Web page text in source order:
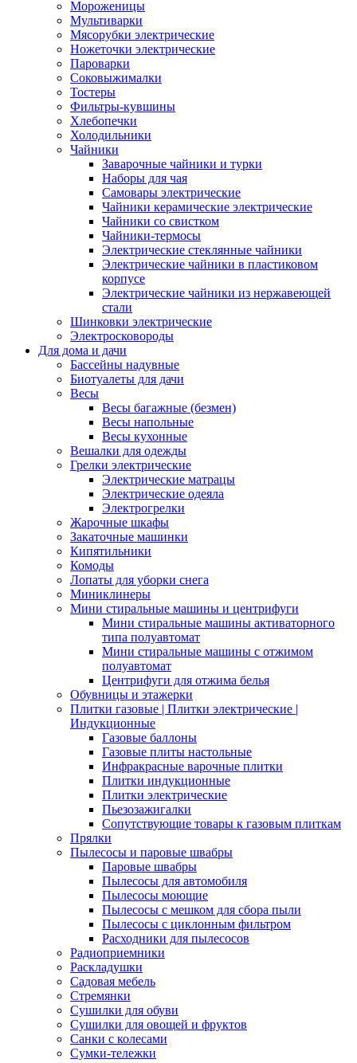
Мороженицы
Мультиварки
Мясорубки электрические
Ножеточки электрические
Пароварки
Соковыжималки
Тостеры
Фильтры-кувшины
Хлебопечки
Холодильники
Чайники
Заварочные чайники и турки
Наборы для чая
Самовары электрические
Чайники керамические электрические
Чайники со свистком
Чайники-термосы
Электрические стеклянные чайники
Электрические чайники в пластиковом
корпусе
Электрические чайники из нержавеющей
стали
Шинковки электрические
Электросковороды
Для дома и дачи
Бассейны надувные
Биотуалеты для дачи
Весы
Весы багажные (безмен)
Весы напольные
Весы кухонные
Вешалки для одежды
Грелки электрические
Электрические матрацы
Электрические одеяла
Электрогрелки
Жарочные шкафы
Закаточные машинки
Кипятильники
Комоды
Лопаты для уборки снега
Миниклинеры
Мини стиральные машины и центрифуги
Мини стиральные машины активаторного
типа полуавтомат
Мини стиральные машины с отжимом
полуавтомат
Центрифуги для отжима белья
Обувницы и этажерки
Плитки газовые | Плитки электрические |
Индукционные
Газовые баллоны
Газовые плиты настольные
Инфракрасные варочные плитки
Плитки индукционные
Плитки электрические
Пьезозажигалки
Сопутствующие товары к газовым плиткам
Прялки
Пылесосы и паровые швабры
Паровые швабры
Пылесосы для автомобиля
Пылесосы моющие
Пылесосы с мешком для сбора пыли
Пылесосы с циклонным фильтром
Расходники для пылесосов
Радиоприемники
Раскладушки
Садовая мебель
Стремянки
Сушилки для обуви
Сушилки для овощей и фруктов
Санки с колесами
Сумки-тележки